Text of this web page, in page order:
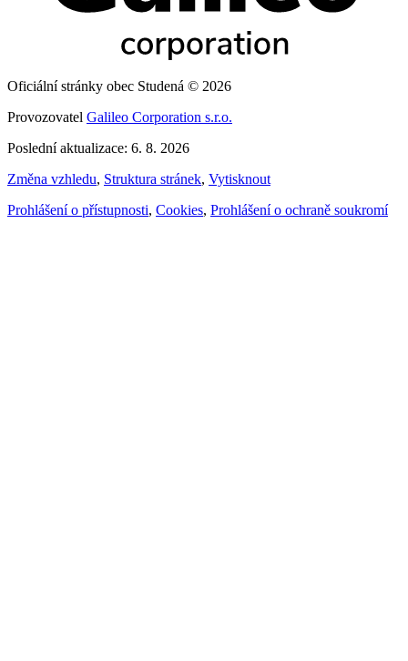
Oficiální stránky obec Studená © 2026
Provozovatel Galileo Corporation s.r.o.
Poslední aktualizace: 6. 8. 2026
Změna vzhledu, Struktura stránek, Vytisknout
Prohlášení o přístupnosti, Cookies, Prohlášení o ochraně soukromí